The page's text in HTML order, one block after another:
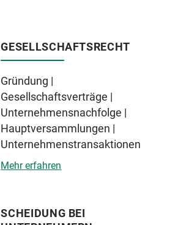
GESELLSCHAFTSRECHT
Gründung |
Gesellschaftsverträge |
Unternehmensnachfolge |
Hauptversammlungen |
Unternehmenstransaktionen
Mehr erfahren
SCHEIDUNG BEI